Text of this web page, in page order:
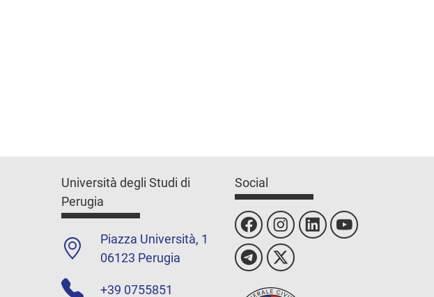
Università degli Studi di
Perugia
Piazza Università, 1
06123 Perugia
+39 0755851
Social